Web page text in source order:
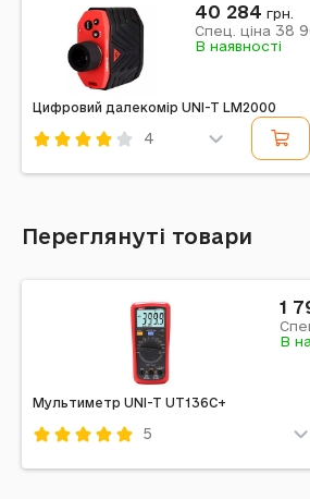
Цифровий далекомір UNI-T LM2000
4
40 284 грн.
Спец. ціна 38
В наявності
Переглянуті товари
Мультиметр UNI-T UT136C+
5
1
В